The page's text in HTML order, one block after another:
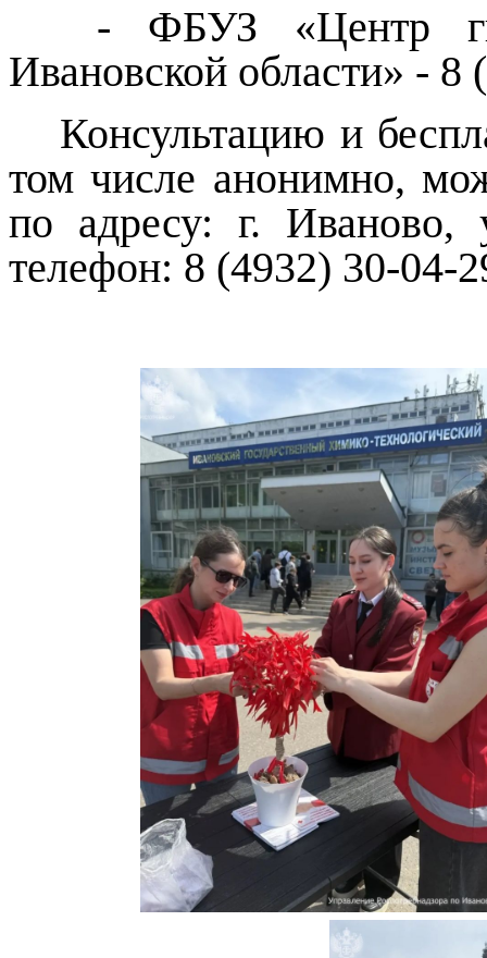
- ФБУЗ «Центр
Ивановской области» - 8
Консультацию и
том числе анонимно,
по адресу: г. Иваново,
телефон: 8 (4932) 30-04-